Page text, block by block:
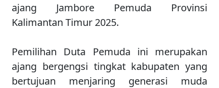
ajang Jambore Pemuda Provinsi
Kalimantan Timur 2025.
Pemilihan Duta Pemuda ini merupakan
ajang bergengsi tingkat kabupaten yang
bertujuan menjaring generasi muda